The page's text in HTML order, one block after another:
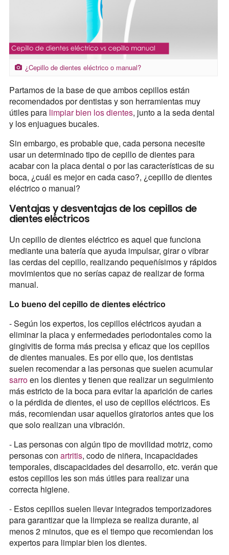
¿Cepillo de dientes eléctrico o manual?
Partamos de la base de que ambos cepillos están
recomendados por dentistas y son herramientas muy
útiles paralimpiar bien los dientes, junto a la seda dental
y los enjuagues bucales.
Sin embargo, es probable que, cada persona necesite
usar un determinado tipo de cepillo de dientes para
acabar con la placa dental o por las características de su
boca, ¿cuál es mejor en cada caso?, ¿cepillo de dientes
eléctrico o manual?
Ventajas y desventajas de los cepillos de
dientes eléctricos
Un cepillo de dientes eléctrico es aquel que funciona
mediante una batería que ayuda impulsar, girar o vibrar
las cerdas del cepillo, realizando pequeñísimos y rápidos
movimientos que no serías capaz de realizar de forma
manual.
Lo bueno del cepillo de dientes eléctrico
- Según los expertos, los cepillos eléctricos ayudan a
eliminar la placa y enfermedades periodontales como la
gingivitis de forma más precisa y eficaz que los cepillos
de dientes manuales. Es por ello que, los dentistas
suelen recomendar a las personas que suelen acumular
sarroen los dientes y tienen que realizar un seguimiento
más estricto de la boca para evitar la aparición de caries
o la pérdida de dientes, el uso de cepillos eléctricos. Es
más, recomiendan usar aquellos giratorios antes que los
que solo realizan una vibración.
- Las personas con algún tipo de movilidad motriz, como
personas con artritis, codo de niñera, incapacidades
temporales, discapacidades del desarrollo, etc. verán que
estos cepillos les son más útiles para realizar una
correcta higiene.
- Estos cepillos suelen llevar integrados temporizadores
para garantizar que la limpieza se realiza durante, al
menos 2 minutos, que es el tiempo que recomiendan los
expertos para limpiar bien los dientes.